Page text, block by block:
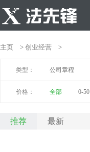
主页 > 创业经营 >
类型： 公司章程
价格： 全部 0-50
推荐 最新